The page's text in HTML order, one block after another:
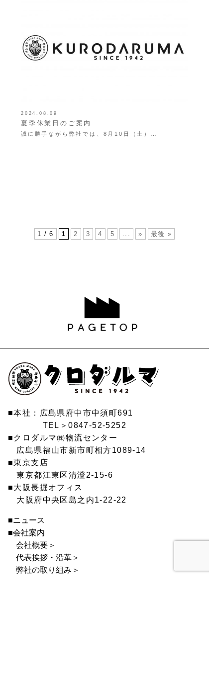
2024.08.09
夏季休業日のご案内
誠に勝手ながら弊社では、8月10日（土）…
1 / 6 1 2 3 4 5 » 最後 »
■本社：広島県府中市中須町691
TEL＞0847-52-5252
■クロダルマ㈱物流センター
広島県福山市新市町相方1089-14
■東京支店
東京都江東区清澄2-15-6
■大阪長掘オフィス
大阪府中央区島之内1-22-22
■ニュース
■会社案内
会社概要＞
代表挨拶・沿革＞
弊社の取り組み＞